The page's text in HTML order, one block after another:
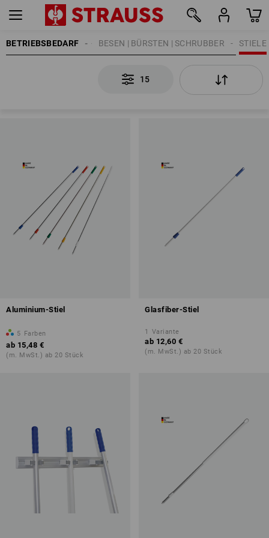
BETRIEBSBEDARF STIELE
BESEN | BÜRSTEN | SCHRUBBER
REINIGUNG
15
Aluminium-Stiel
5 Farben
ab 15,48 €
(m. MwSt.) ab 20 Stück
Glasfiber-Stiel
1 Variante
ab 12,60 €
(m. MwSt.) ab 20 Stück